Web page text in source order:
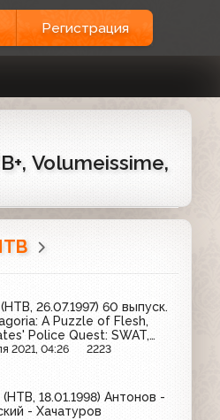
Регистрация
Volumeissime,
26.07.1997) 60 выпуск.
A Puzzle of Flesh,
Police Quest: SWAT,
Silent Hunter
2021, 04:26 2223
18.01.1998) Антонов -
- Хачатуров